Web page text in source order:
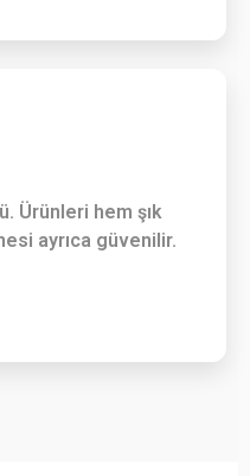
Ürünleri hem şık
ayrıca güvenilir.